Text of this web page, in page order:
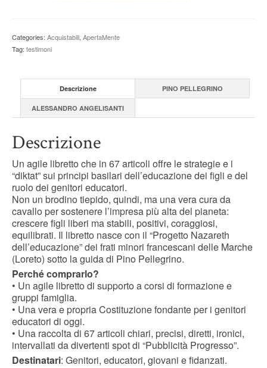
-
Pino
Alessandro
Angelisanti
quantity
Categories: Acquistabili, ApertaMente
Tag: testimoni
Descrizione PINO PELLEGRINO
ALESSANDRO ANGELISANTI
Descrizione
Un agile libretto che in 67 articoli offre le strategie e i
“diktat” sui principi basilari dell’educazione dei figli e del
ruolo dei genitori educatori.
Non un brodino tiepido, quindi, ma una vera cura da
cavallo per sostenere l’impresa più alta del pianeta:
crescere figli liberi ma stabili, positivi, coraggiosi,
equilibrati. Il libretto nasce con il “Progetto Nazareth
dell’educazione” dei frati minori francescani delle Marche
(Loreto) sotto la guida di Pino Pellegrino.
Perché comprarlo?
• Un agile libretto di supporto a corsi di formazione e
gruppi famiglia.
• Una vera e propria Costituzione fondante per i genitori
educatori di oggi.
• Una raccolta di 67 articoli chiari, precisi, diretti, ironici,
intervallati da divertenti spot di “Pubblicità Progresso”.
Destinatari: Genitori, educatori, giovani e fidanzati.